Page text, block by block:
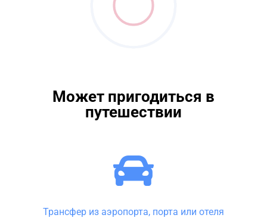
Может пригодиться в
путешествии
Трансфер из аэропорта, порта или отеля